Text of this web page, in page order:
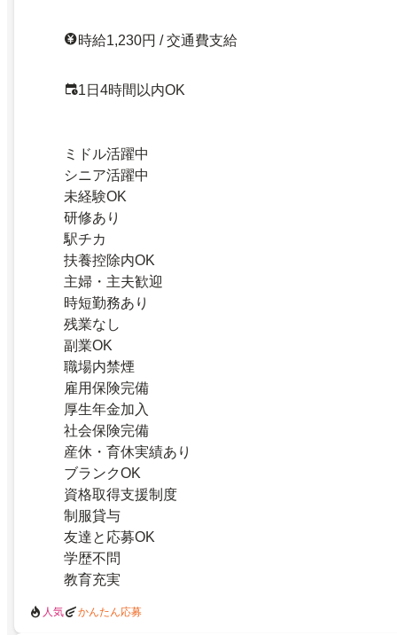
時給1,230円 / 交通費支給
1日4時間以内OK
ミドル活躍中
シニア活躍中
未経験OK
研修あり
駅チカ
扶養控除内OK
主婦・主夫歓迎
時短勤務あり
残業なし
副業OK
職場内禁煙
雇用保険完備
厚生年金加入
社会保険完備
産休・育休実績あり
ブランクOK
資格取得支援制度
制服貸与
友達と応募OK
学歴不問
教育充実
人気 かんたん応募